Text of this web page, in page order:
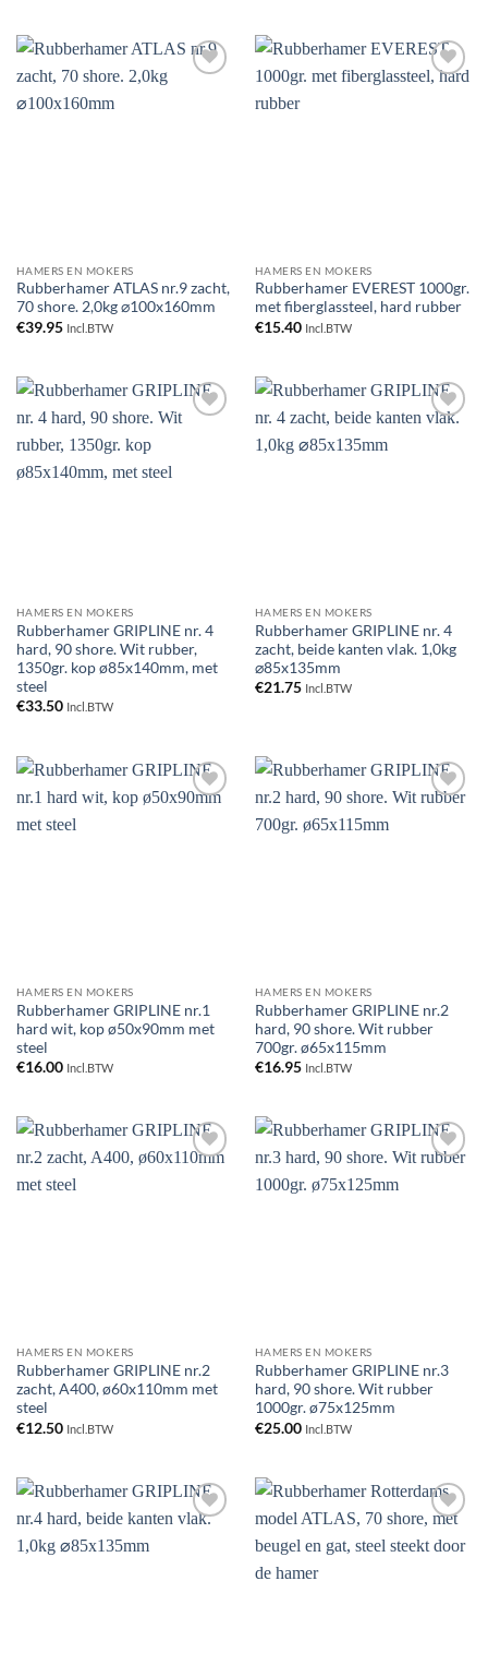
Toevoegen
HAMERS EN MOKERS
Rubberhamer ATLAS nr.9 zacht,
70 shore. 2,0kg ⌀100x160mm
€39.95 Incl.BTW
Toevoegen
HAMERS EN MOKERS
Rubberhamer EVEREST 1000gr.
met fiberglassteel, hard rubber
€15.40 Incl.BTW
HAMERS EN MOKERS
Rubberhamer GRIPLINE nr. 4
hard, 90 shore. Wit rubber,
1350gr. kop ø85x140mm, met
steel
€33.50 Incl.BTW
HAMERS EN MOKERS
Rubberhamer GRIPLINE nr. 4
zacht, beide kanten vlak. 1,0kg
⌀85x135mm
€21.75 Incl.BTW
HAMERS EN MOKERS
Rubberhamer GRIPLINE nr.1
hard wit, kop ø50x90mm met
steel
€16.00 Incl.BTW
HAMERS EN MOKERS
Rubberhamer GRIPLINE nr.2
hard, 90 shore. Wit rubber
700gr. ø65x115mm
€16.95 Incl.BTW
HAMERS EN MOKERS
Rubberhamer GRIPLINE nr.2
zacht, A400, ø60x110mm met
steel
€12.50 Incl.BTW
HAMERS EN MOKERS
Rubberhamer GRIPLINE nr.3
hard, 90 shore. Wit rubber
1000gr. ø75x125mm
€25.00 Incl.BTW
aan